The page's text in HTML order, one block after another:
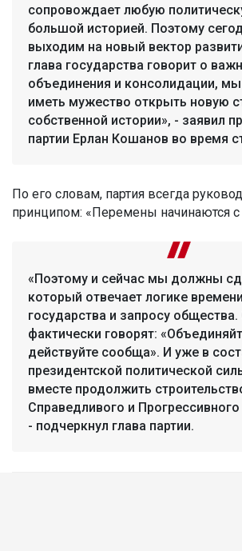
сопровождает любую
большой историей. Поэтому
выходим на новый вектор
глава государства говорит о
объединения и консолидации,
иметь мужество открыть новую
собственной истории», - заявил
партии Ерлан Кошанов во время
По его словам, партия всегда
принципом: «Перемены начинаются с
«Поэтому и сейчас мы должны
который отвечает логике
государства и запросу
фактически говорят:
действуйте сообща». И уже в
президентской политической
вместе продолжить
Справедливого и Прогрессивного
- подчеркнул глава партии.